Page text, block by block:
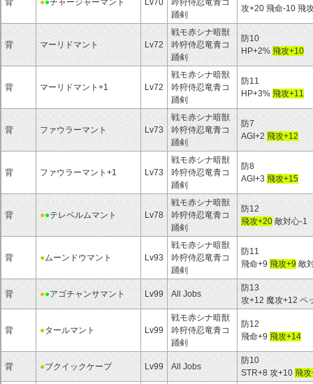
背 ●●チャージャーマント Lv70
吟狩侍忍竜青コ
踊剣
攻+20 飛命-10 飛
背 マーリドマント Lv72
戦モ赤シナ暗獣
吟狩侍忍竜青コ
踊剣
防10
HP+2% 飛攻+10
背 マーリドマント+1 Lv72
戦モ赤シナ暗獣
吟狩侍忍竜青コ
踊剣
防11
HP+3% 飛攻+11
背 ファウラーマント Lv73
戦モ赤シナ暗獣
吟狩侍忍竜青コ
踊剣
防7
AGI+2 飛攻+12
背 ファウラーマント+1 Lv73
戦モ赤シナ暗獣
吟狩侍忍竜青コ
踊剣
防8
AGI+3 飛攻+15
背 ●●テレベルムマント Lv78
戦モ赤シナ暗獣
吟狩侍忍竜青コ
踊剣
防12
飛攻+20 敵対心-1
背 ●ムーンドウマント Lv93
戦モ赤シナ暗獣
吟狩侍忍竜青コ
踊剣
防11
飛命+9 飛攻+9 敵
背 ●●アゴチャンサマント Lv99 All Jobs
防13
攻+12 魔攻+12 ペ
背 ●タールマント Lv99
戦モ赤シナ暗獣
吟狩侍忍竜青コ
踊剣
防12
飛命+9 飛攻+14
背 ●ブクイックケープ Lv99 All Jobs
防10
STR+8 攻+10 飛